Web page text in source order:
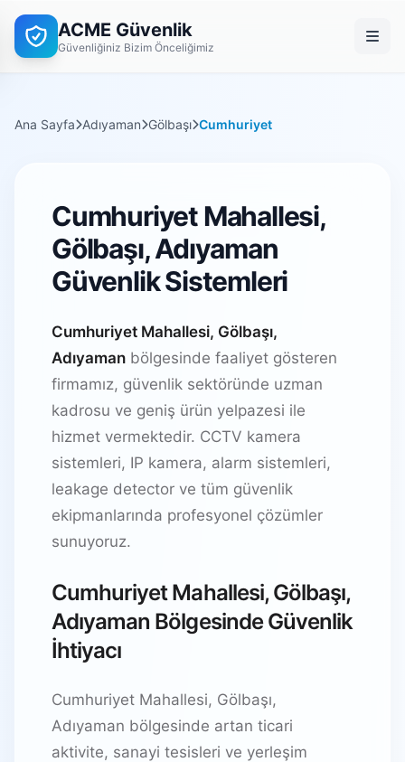
ACME Güvenlik
Güvenliğiniz Bizim Önceliğimiz
Ana Sayfa Adıyaman Gölbaşı Cumhuriyet
Cumhuriyet Mahallesi,
Gölbaşı, Adıyaman
Güvenlik Sistemleri
Cumhuriyet Mahallesi, Gölbaşı,
Adıyaman bölgesinde faaliyet gösteren
firmamız, güvenlik sektöründe uzman
kadrosu ve geniş ürün yelpazesi ile
hizmet vermektedir. CCTV kamera
sistemleri, IP kamera, alarm sistemleri,
leakage detector ve tüm güvenlik
ekipmanlarında profesyonel çözümler
sunuyoruz.
Cumhuriyet Mahallesi, Gölbaşı,
Adıyaman Bölgesinde Güvenlik
İhtiyacı
Cumhuriyet Mahallesi, Gölbaşı,
Adıyaman bölgesinde artan ticari
aktivite, sanayi tesisleri ve yerleşim